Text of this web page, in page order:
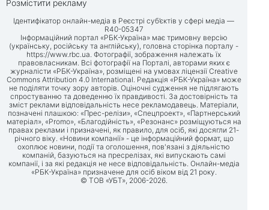
Розмістити рекламу
Ідентифікатор онлайн-медіа в Реєстрі суб’єктів у сфері медіа —
R40-05347
Інформаційний портал «РБК-Україна» має тримовну версію
(українську, російську та англійську), головна сторінка порталу -
https://www.rbc.ua. Фотографії, зображення належать їх
правовласникам. Всі фотографії на Порталі, авторами яких є
журналісти «РБК-Україна», розміщені на умовах ліцензії Creative
Commons Attribution 4.0 International. Редакція «РБК-Україна» може
не поділяти точку зору авторів. Оціночні судження не підлягають
спростуванню та доведенню їх правдивості. За достовірність та
зміст реклами відповідальність несе рекламодавець. Матеріали,
позначені плашкою: «Прес-релізи», «Спецпроект», «Партнерський
матеріал», «Promo», «Благодійність», «Резонанс» розміщуються на
правах реклами і призначені, як правило, для осіб, які досягли 21-
річного віку. «Новини компанії» - це інформаційний формат, що
охоплює новини, події та оголошення, пов'язані з діяльністю
компаній, базуються на пресрелізах, які випускають самі
компанії, і за які редакція не несе відповідальність. Онлайн-медіа
«РБК-Україна» призначене для осіб віком від 21 року.
© ТОВ «УБТ», 2006-2026.